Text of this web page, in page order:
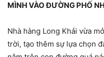
MÌNH VÀO ĐƯỜNG PHỐ
Nhà hàng Long Khải vừa
trời, tạo thêm sự lựa chọn